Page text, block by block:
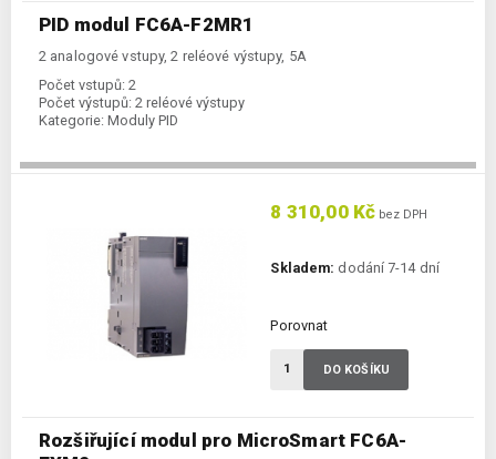
PID modul FC6A-F2MR1
2 analogové vstupy, 2 reléové výstupy, 5A
Počet vstupů: 2
Počet výstupů: 2 reléové výstupy
Kategorie: Moduly PID
Rozšiřující modul pro MicroSmart FC6A-
8 310,00 Kč bez DPH
Skladem: dodání 7-14 dní
Porovnat
DO KOŠÍKU